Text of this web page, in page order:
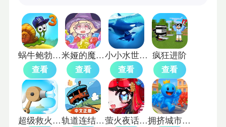
蜗牛鲍勃3选关版
查看
米娅的魔法甜品
查看
小小水世界mod
查看
疯狂进阶
查看
超级救火队2免费版 轨道连结完整版 萤火夜话官服 拥挤城市单机版